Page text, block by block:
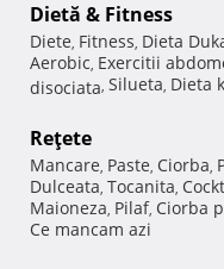
Dietă & Fitness
Diete, Fitness, Dieta
Aerobic, Exercitii
disociata, Silueta, Dieta
Reţete
Mancare, Paste, Ciorba,
Dulceata, Tocanita,
Maioneza, Pilaf, Ciorba
Ce mancam azi